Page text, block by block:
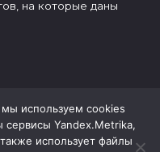
на которые даны
используем cookies
сервисы Yandex.Metrika,
использует файлы